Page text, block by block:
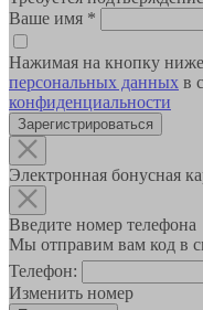
Ваше имя *
Нажимая на кнопку
персональных данных в
конфиденциальности
Зарегистрироваться
Электронная бонусная
Введите номер телефона
Мы отправим вам код в
Телефон:
Изменить номер